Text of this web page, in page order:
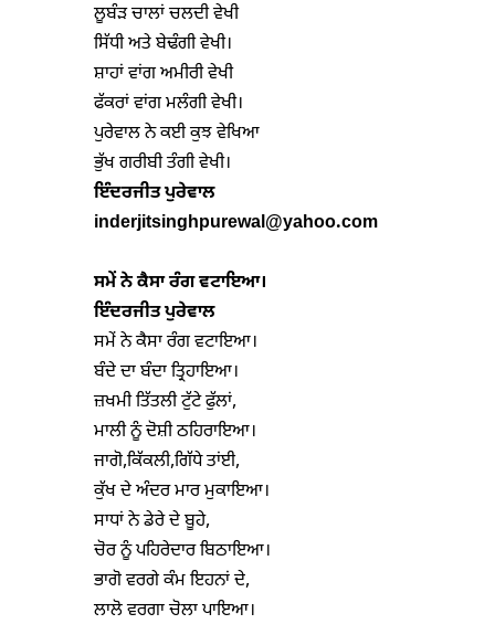
ਲੂਬੰੜ ਚਾਲਾਂ ਚਲਦੀ ਵੇਖੀ
ਸਿੱਧੀ ਅਤੇ ਬੇਢੰਗੀ ਵੇਖੀ।
ਸ਼ਾਹਾਂ ਵਾਂਗ ਅਮੀਰੀ ਵੇਖੀ
ਫੱਕਰਾਂ ਵਾਂਗ ਮਲੰਗੀ ਵੇਖੀ।
ਪੁਰੇਵਾਲ ਨੇ ਕਈ ਕੁਝ ਵੇਖਿਆ
ਇੰਦਰਜੀਤ ਪੁਰੇਵਾਲ
inderjitsinghpurewal@yahoo.com
ਸਮੇਂ ਨੇ ਕੈਸਾ ਰੰਗ ਵਟਾਇਆ।
ਇੰਦਰਜੀਤ ਪੁਰੇਵਾਲ
ਸਮੇਂ ਨੇ ਕੈਸਾ ਰੰਗ ਵਟਾਇਆ।
ਬੰਦੇ ਦਾ ਬੰਦਾ ਤ੍ਰਿਹਾਇਆ।
ਜ਼ਖਮੀ ਤਿੱਤਲੀ ਟੁੱਟੇ ਫੁੱਲਾਂ,
ਮਾਲੀ ਨੂੰ ਦੋਸ਼ੀ ਠਹਿਰਾਇਆ।
ਜਾਗੋ,ਕਿੱਕਲੀ,ਗਿੱਧੇ ਤਾਂਈ,
ਕੁੱਖ ਦੇ ਅੰਦਰ ਮਾਰ ਮੁਕਾਇਆ।
ਸਾਧਾਂ ਨੇ ਡੇਰੇ ਦੇ ਬੂਹੇ,
ਚੋਰ ਨੂੰ ਪਹਿਰੇਦਾਰ ਬਿਠਾਇਆ।
ਭਾਗੋ ਵਰਗੇ ਕੰਮ ਇਹਨਾਂ ਦੇ,
ਲਾਲੋ ਵਰਗਾ ਚੋਲਾ ਪਾਇਆ।